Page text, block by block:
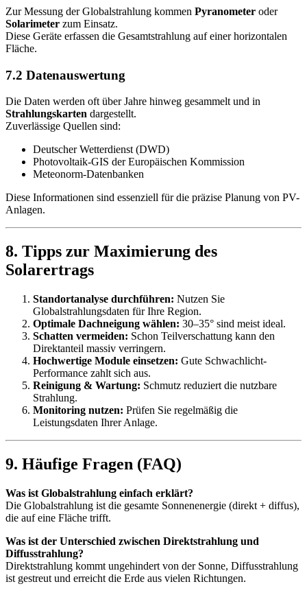
Zur Messung der Globalstrahlung kommen Pyranometer oder
Solarimeter zum Einsatz.
Diese Geräte erfassen die Gesamtstrahlung auf einer horizontalen
Fläche.
7.2 Datenauswertung
Die Daten werden oft über Jahre hinweg gesammelt und in
Strahlungskarten dargestellt.
Zuverlässige Quellen sind:
Deutscher Wetterdienst (DWD)
Photovoltaik-GIS der Europäischen Kommission
Meteonorm-Datenbanken
Diese Informationen sind essenziell für die präzise Planung von PV-
Anlagen.
8. Tipps zur Maximierung des
Solarertrags
Standortanalyse durchführen: Nutzen Sie
Globalstrahlungsdaten für Ihre Region.
Optimale Dachneigung wählen: 30–35° sind meist ideal.
Schatten vermeiden: Schon Teilverschattung kann den
Direktanteil massiv verringern.
Hochwertige Module einsetzen: Gute Schwachlicht-
Performance zahlt sich aus.
Reinigung & Wartung: Schmutz reduziert die nutzbare
Strahlung.
Monitoring nutzen: Prüfen Sie regelmäßig die
Leistungsdaten Ihrer Anlage.
9. Häufige Fragen (FAQ)
Was ist Globalstrahlung einfach erklärt?
Die Globalstrahlung ist die gesamte Sonnenenergie (direkt + diffus),
die auf eine Fläche trifft.
Was ist der Unterschied zwischen Direktstrahlung und
Diffusstrahlung?
Direktstrahlung kommt ungehindert von der Sonne, Diffusstrahlung
ist gestreut und erreicht die Erde aus vielen Richtungen.